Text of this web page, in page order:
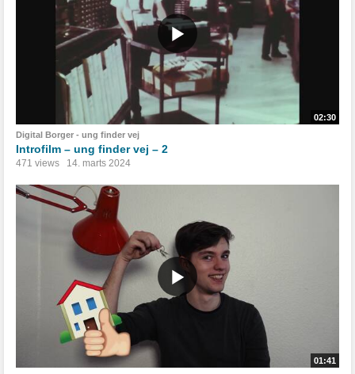
02:30
Digital Borger - ung finder vej
Introfilm – ung finder vej – 2
471 views 14. marts 2024
01:41